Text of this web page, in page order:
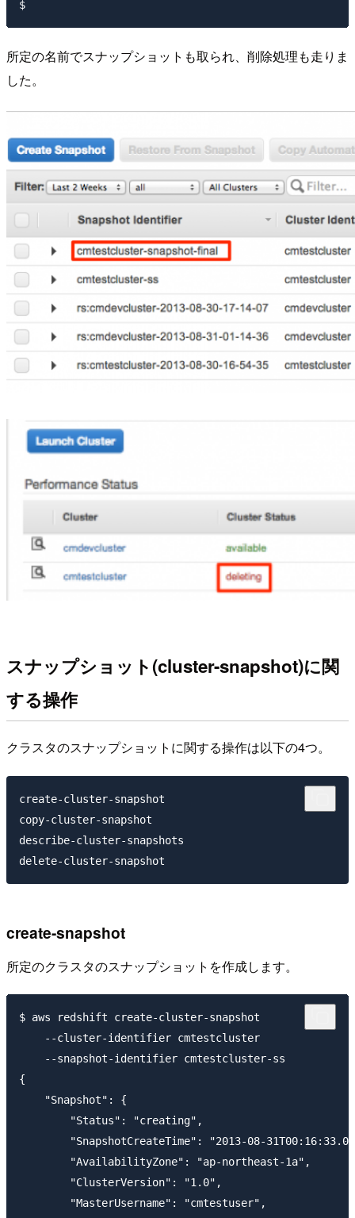
所定の名前でスナップショットも取られ、削除処理も走りま
した。
スナップショット(cluster-snapshot)に関
する操作
クラスタのスナップショットに関する操作は以下の4つ。
create-cluster-snapshot
copy-cluster-snapshot
describe-cluster-snapshots
create-snapshot
所定のクラスタのスナップショットを作成します。
$ aws redshift create-cluster-snapshot
    --cluster-identifier cmtestcluster
    --snapshot-identifier cmtestcluster-ss
{
    "Snapshot": {
        "Status": "creating",
"SnapshotCreateTime": "2013-08-
        "AvailabilityZone": "ap-northeast-1a",
        "ClusterVersion": "1.0",
        "MasterUsername": "cmtestuser",